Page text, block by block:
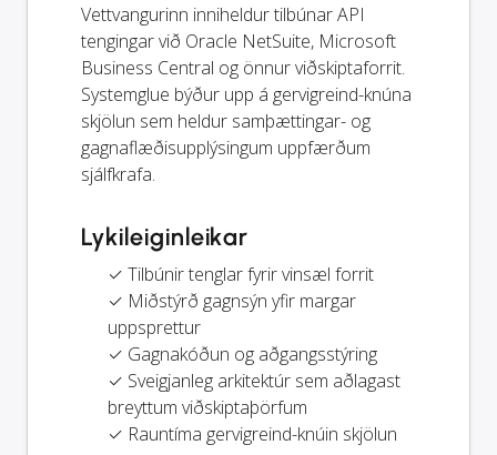
Vettvangurinn inniheldur tilbúnar API
tengingar við Oracle NetSuite, Microsoft
Business Central og önnur viðskiptaforrit.
Systemglue býður upp á gervigreind-knúna
skjölun sem heldur samþættingar- og
gagnaflæðisupplýsingum uppfærðum
sjálfkrafa.
Lykileiginleikar
✓ Tilbúnir tenglar fyrir vinsæl forrit
✓ Miðstýrð gagnsýn yfir margar
uppsprettur
✓ Gagnakóðun og aðgangsstýring
✓ Sveigjanleg arkitektúr sem aðlagast
breyttum viðskiptaþörfum
✓ Rauntíma gervigreind-knúin skjölun